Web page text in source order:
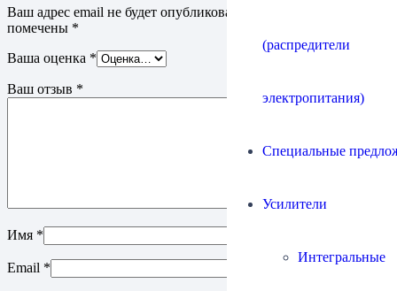
(распредители
электропитания)
Специальные
Усилители
Интегральные
Ваш адрес email не будет опубликован.
помечены *
Ваша оценка *
Ваш отзыв *
Имя *
Email *